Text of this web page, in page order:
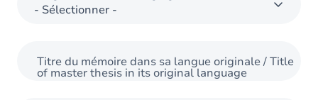
Titre du mémoire dans sa langue originale / Title
of master thesis in its original language